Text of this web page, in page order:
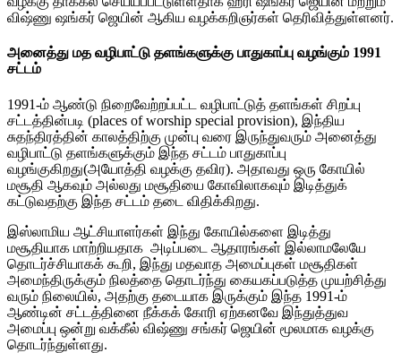
விஷ்ணு ஷங்கர் ஜெயின் ஆகிய வழக்கறிஞர்கள் தெரிவித்துள்ளனர்.
அனைத்து மத வழிபாட்டு தளங்களுக்கு பாதுகாப்பு வழங்கும் 1991
சட்டம்
1991-ம் ஆண்டு நிறைவேற்றப்பட்ட வழிபாட்டுத் தளங்கள் சிறப்பு
சட்டத்தின்படி (places of worship special provision), இந்திய
சுதந்திரத்தின் காலத்திற்கு முன்பு வரை இருந்துவரும் அனைத்து
வழிபாட்டு தளங்களுக்கும் இந்த சட்டம் பாதுகாப்பு
வழங்குகிறது(அயோத்தி வழக்கு தவிர). அதாவது ஒரு கோயில்
மசூதி ஆகவும் அல்லது மசூதியை கோவிலாகவும் இடித்துக்
கட்டுவதற்கு இந்த சட்டம் தடை விதிக்கிறது.
இஸ்லாமிய ஆட்சியாளர்கள் இந்து கோயில்களை இடித்து
மசூதியாக மாற்றியதாக அடிப்படை ஆதாரங்கள் இல்லாமலேயே
தொடர்ச்சியாகக் கூறி, இந்து மதவாத அமைப்புகள் மசூதிகள்
அமைந்திருக்கும் நிலத்தை தொடர்ந்து கையகப்படுத்த முயற்சித்து
வரும் நிலையில், அதற்கு தடையாக இருக்கும் இந்த 1991-ம்
ஆண்டின் சட்டத்தினை நீக்கக் கோரி ஏற்கனவே இந்துத்துவ
அமைப்பு ஒன்று வக்கீல் விஷ்ணு சங்கர் ஜெயின் மூலமாக வழக்கு
தொடர்ந்துள்ளது.